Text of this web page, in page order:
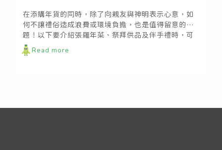
在添購年貨的同時，除了向親友與神明表示心意，如
何不讓禮俗造成浪費或環境負擔，也是值得留意的課
題！以下要介紹張羅年菜、祭拜供品及伴手禮時，可
以加入哪些環保巧思，讓地球和我們一起過好年～
Read more